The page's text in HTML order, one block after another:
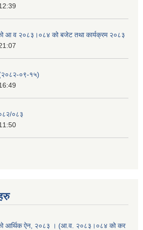
आ व २०८३।०८४ को बजेट तथा कार्यक्रम २०८३
०९-१५)
०८३
आर्थिक ऐन, २०८३ । (आ.व. २०८३।०८४ को कर